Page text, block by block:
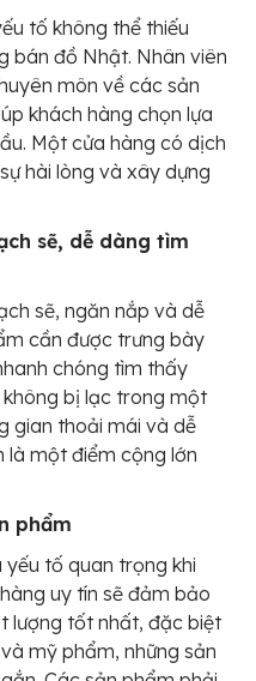
tố không thể thiếu
bán đồ Nhật. Nhân viên
môn về các sản
khách hàng chọn lựa
Một cửa hàng có dịch
hài lòng và xây dựng
sẽ, dễ dàng tìm
sẽ, ngăn nắp và dễ
cần được trưng bày
chóng tìm thấy
bị lạc trong một
gian thoải mái và dễ
là một điểm cộng lớn
phẩm
yếu tố quan trọng khi
uy tín sẽ đảm bảo
lượng tốt nhất, đặc biệt
mỹ phẩm, những sản